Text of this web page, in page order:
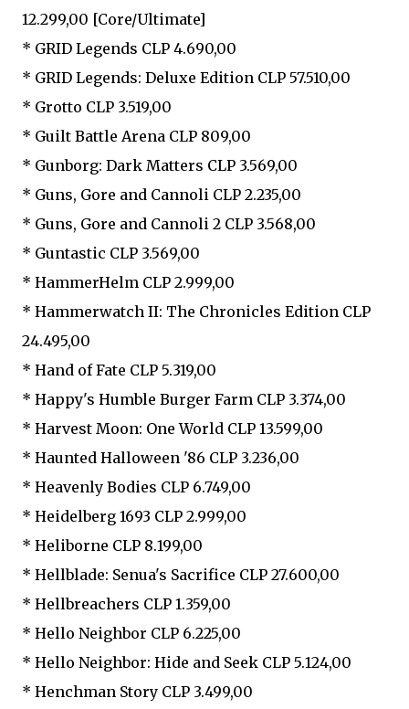
12.299,00 [Core/Ultimate]
* GRID Legends CLP 4.690,00
* GRID Legends: Deluxe Edition CLP 57.510,00
* Grotto CLP 3.519,00
* Guilt Battle Arena CLP 809,00
* Gunborg: Dark Matters CLP 3.569,00
* Guns, Gore and Cannoli CLP 2.235,00
* Guns, Gore and Cannoli 2 CLP 3.568,00
* Guntastic CLP 3.569,00
* HammerHelm CLP 2.999,00
* Hammerwatch II: The Chronicles Edition CLP
24.495,00
* Hand of Fate CLP 5.319,00
* Happy's Humble Burger Farm CLP 3.374,00
* Harvest Moon: One World CLP 13.599,00
* Haunted Halloween '86 CLP 3.236,00
* Heavenly Bodies CLP 6.749,00
* Heidelberg 1693 CLP 2.999,00
* Heliborne CLP 8.199,00
* Hellblade: Senua's Sacrifice CLP 27.600,00
* Hellbreachers CLP 1.359,00
* Hello Neighbor CLP 6.225,00
* Hello Neighbor: Hide and Seek CLP 5.124,00
* Henchman Story CLP 3.499,00